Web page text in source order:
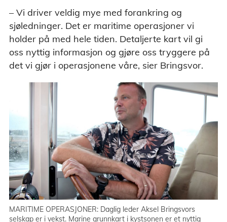
– Vi driver veldig mye med forankring og
sjøledninger. Det er maritime operasjoner vi
holder på med hele tiden. Detaljerte kart vil gi
oss nyttig informasjon og gjøre oss tryggere på
det vi gjør i operasjonene våre, sier Bringsvor.
MARITIME OPERASJONER: Daglig leder Aksel Bringsvors
selskap er i vekst. Marine grunnkart i kystsonen er et nyttig